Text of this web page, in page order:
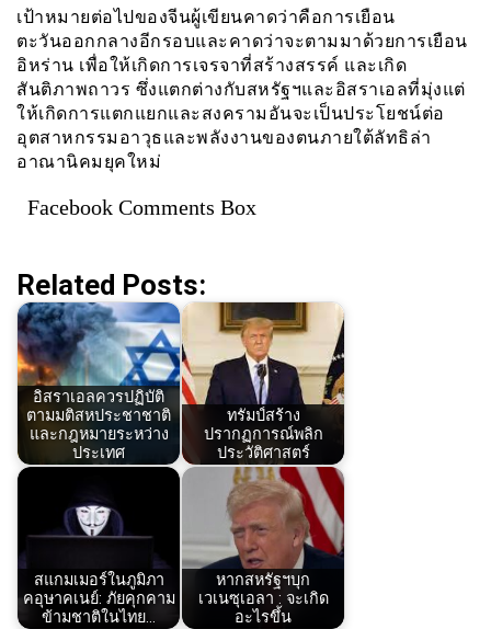
เป้าหมายต่อไปของจีนผู้เขียนคาดว่าคือการเยือน
ตะวันออกกลางอีกรอบและคาดว่าจะตามมาด้วยการเยือน
อิหร่าน เพื่อให้เกิดการเจรจาที่สร้างสรรค์ และเกิด
สันติภาพถาวร ซึ่งแตกต่างกับสหรัฐฯและอิสราเอลที่มุ่งแต่
ให้เกิดการแตกแยกและสงครามอันจะเป็นประโยชน์ต่อ
อุตสาหกรรมอาวุธและพลังงานของตนภายใต้ลัทธิล่า
อาณานิคมยุคใหม่
Facebook Comments Box
Related Posts:
อิสราเอลควรปฏิบัติ
ตามมติสหประชาชาติ
และกฎหมายระหว่าง
ประเทศ
ทรัมป์สร้าง
ปรากฏการณ์พลิก
ประวัติศาสตร์
สแกมเมอร์ในภูมิภา
คอุษาคเนย์: ภัยคุกคาม
ข้ามชาติในไทย…
หากสหรัฐฯบุก
เวเนซุเอลา : จะเกิด
อะไรขึ้น